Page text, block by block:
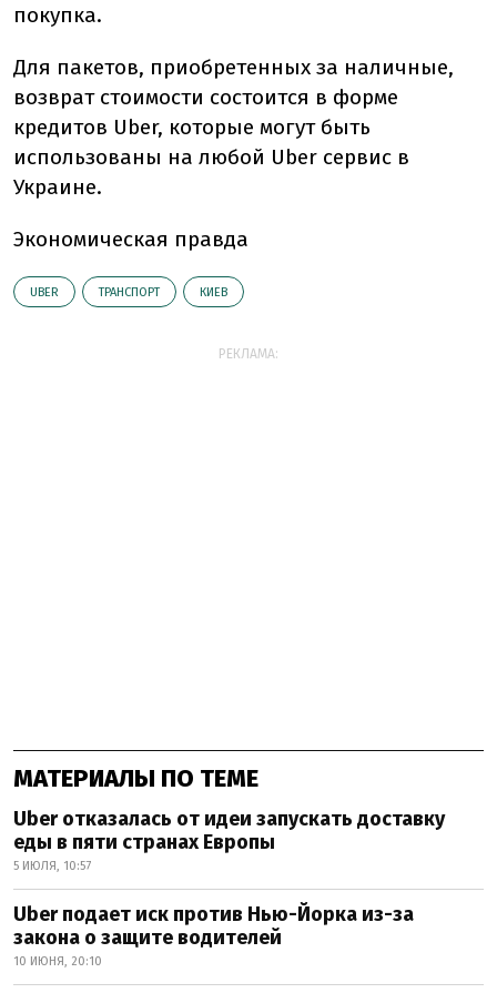
покупка.
Для пакетов, приобретенных за наличные,
возврат стоимости состоится в форме
кредитов Uber, которые могут быть
использованы на любой Uber сервис в
Украине.
Экономическая правда
UBER ТРАНСПОРТ КИЕВ
РЕКЛАМА:
МАТЕРИАЛЫ ПО ТЕМЕ
Uber отказалась от идеи запускать доставку
еды в пяти странах Европы
5 ИЮЛЯ, 10:57
Uber подает иск против Нью-Йорка из-за
закона о защите водителей
10 ИЮНЯ, 20:10